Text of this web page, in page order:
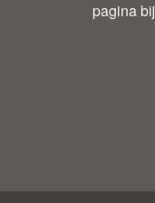
pagina bij